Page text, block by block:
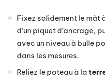
Fixez solidement le mât
d’un piquet d’ancrage,
avec un niveau à bulle
dans les mesures.
Reliez le poteau à la